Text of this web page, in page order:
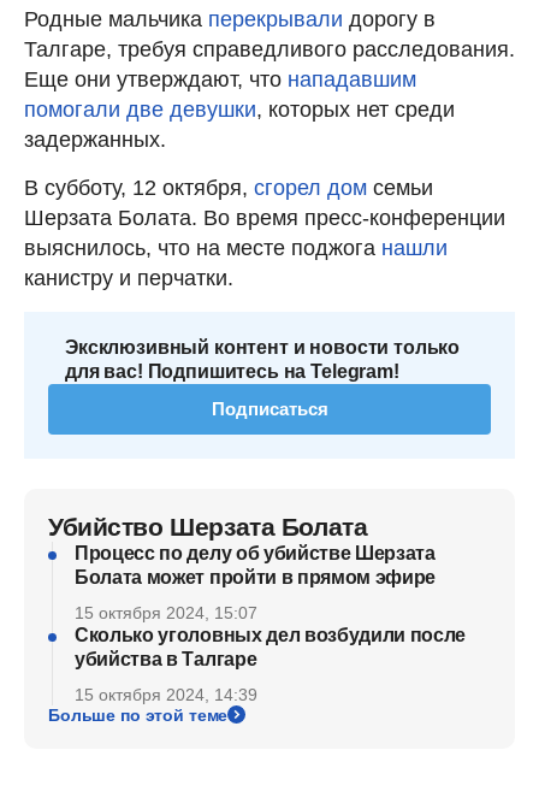
Родные мальчика перекрывали дорогу в
Талгаре, требуя справедливого расследования.
Еще они утверждают, что нападавшим
помогали две девушки, которых нет среди
задержанных.
В субботу, 12 октября, сгорел дом семьи
Шерзата Болата. Во время пресс-конференции
выяснилось, что на месте поджога нашли
канистру и перчатки.
Эксклюзивный контент и новости только
для вас! Подпишитесь на Telegram!
Подписаться
Убийство Шерзата Болата
Процесс по делу об убийстве Шерзата
Болата может пройти в прямом эфире
15 октября 2024, 15:07
Сколько уголовных дел возбудили после
убийства в Талгаре
15 октября 2024, 14:39
Больше по этой теме